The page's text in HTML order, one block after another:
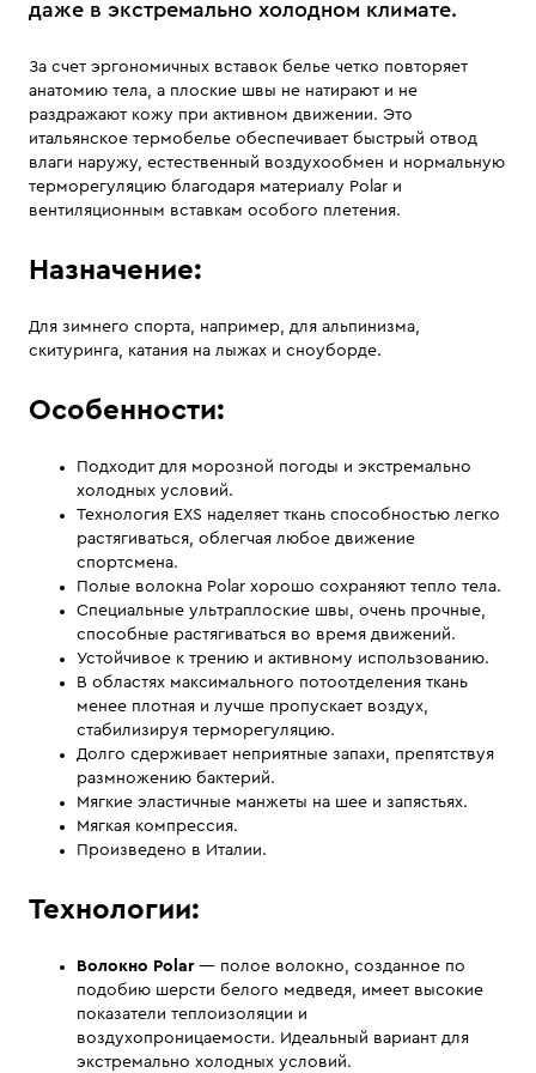
даже в экстремально холодном климате.
За счет эргономичных вставок белье четко повторяет
анатомию тела, а плоские швы не натирают и не
раздражают кожу при активном движении. Это
итальянское термобелье обеспечивает быстрый отвод
влаги наружу, естественный воздухообмен и нормальную
терморегуляцию благодаря материалу Polar и
вентиляционным вставкам особого плетения.
Назначение:
Для зимнего спорта, например, для альпинизма,
скитуринга, катания на лыжах и сноуборде.
Особенности:
Подходит для морозной погоды и экстремально
холодных условий.
Технология EXS наделяет ткань способностью легко
растягиваться, облегчая любое движение
спортсмена.
Полые волокна Polar хорошо сохраняют тепло тела.
Специальные ультраплоские швы, очень прочные,
способные растягиваться во время движений.
Устойчивое к трению и активному использованию.
В областях максимального потоотделения ткань
менее плотная и лучше пропускает воздух,
стабилизируя терморегуляцию.
Долго сдерживает неприятные запахи, препятствуя
размножению бактерий.
Мягкие эластичные манжеты на шее и запястьях.
Мягкая компрессия.
Произведено в Италии.
Технологии:
Волокно Polar— полое волокно, созданное по
подобию шерсти белого медведя, имеет высокие
показатели теплоизоляции и
воздухопроницаемости. Идеальный вариант для
экстремально холодных условий.